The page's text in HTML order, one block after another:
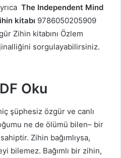
The Independent Mind
kitabı 9786050205909
Zihin kitabını Özlem
sorgulayabilirsiniz.
Oku
şüphesiz özgür ve canlı
ne de ölümü bilen– bir
Zihin bağımlıysa,
bilemez. Bağımlı bir zihin,